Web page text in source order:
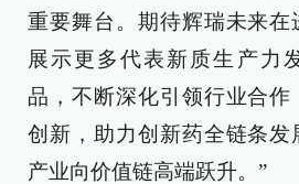
重要舞台。期待辉瑞未来在
展示更多代表新质生产力
品，不断深化引领行业合作
创新，助力创新药全链条发
产业向价值链高端跃升。”